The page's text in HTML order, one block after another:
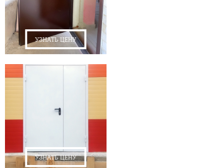
УЗНАТЬ ЦЕНУ
УЗНАТЬ ЦЕНУ